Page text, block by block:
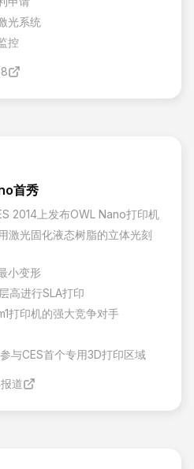
光系统
控
首秀
2014上发布OWL Nano打印机
激光固化液态树脂的立体光刻
小变形
高进行SLA打印
打印机的强大竞争对手
与CES首个专用3D打印区域
道